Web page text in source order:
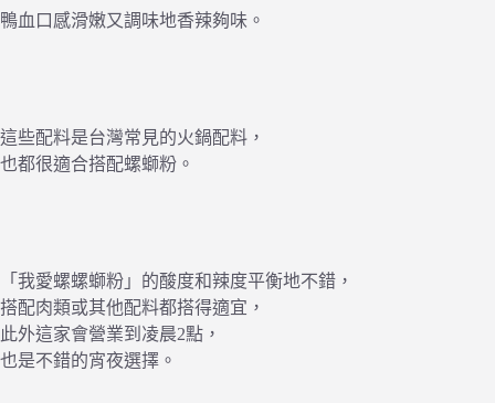
鴨血口感滑嫩又調味地香辣夠味。
這些配料是台灣常見的火鍋配料，
也都很適合搭配螺螄粉。
「我愛螺螺螄粉」的酸度和辣度平衡地不錯，
搭配肉類或其他配料都搭得適宜，
此外這家會營業到凌晨2點，
也是不錯的宵夜選擇。